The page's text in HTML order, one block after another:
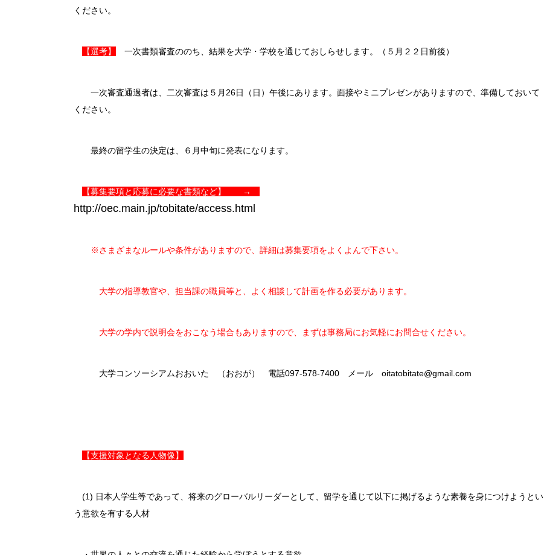
ください。
【選考】 一次書類審査ののち、結果を大学・学校を通じておしらせします。（５月２２日前後）
一次審査通過者は、二次審査は５月26日（日）午後にあります。面接やミニプレゼンがありますので、準備しておいて
ください。
最終の留学生の決定は、６月中旬に発表になります。
【募集要項と応募に必要な書類など】 →
http://oec.main.jp/tobitate/access.html
※さまざまなルールや条件がありますので、詳細は募集要項をよくよんで下さい。
大学の指導教官や、担当課の職員等と、よく相談して計画を作る必要があります。
大学の学内で説明会をおこなう場合もありますので、まずは事務局にお気軽にお問合せください。
大学コンソーシアムおおいた （おおが） 電話097-578-7400 メール oitatobitate@gmail.com
【支援対象となる人物像】
(1) 日本人学生等であって、将来のグローバルリーダーとして、留学を通じて以下に掲げるような素養を身につけようとい
う意欲を有する人材